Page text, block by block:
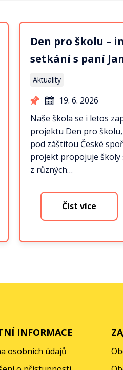
Den pro školu –
setkání s paní
Aktuality
19. 6. 2026
Naše škola se i letos
projektu Den pro
pod záštitou České
projekt propojuje školy
z různých…
Číst více
INFORMACE
osobních údajů